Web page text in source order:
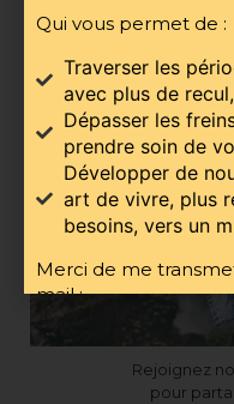
Rejoignez
pour
Qui vous permet de :
Traverser les
avec plus de
Dépasser les
prendre soin de
Développer de
art de vivre, plus
besoins, vers un
Merci de me
mail :